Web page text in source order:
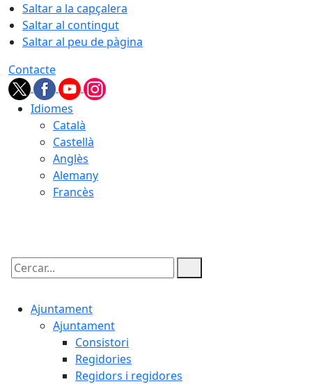
Saltar a la capçalera
Saltar al contingut
Saltar al peu de pàgina
Contacte
Idiomes
Català
Castellà
Anglès
Alemany
Francès
Cercar:
Ajuntament
Ajuntament
Consistori
Regidories
Regidors i regidores